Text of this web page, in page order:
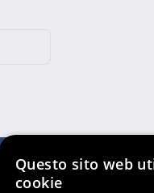
Questo sito web
cookie